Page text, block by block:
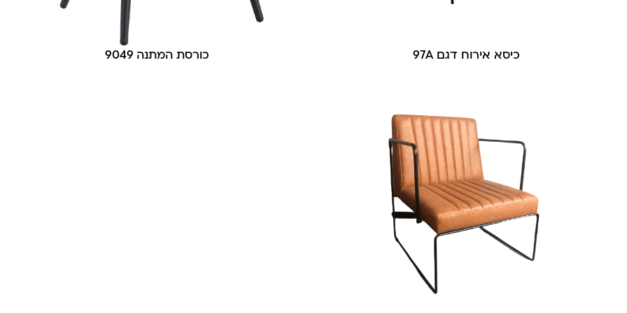
כיסא אירוח דגם 97A כורסת המתנה 9049